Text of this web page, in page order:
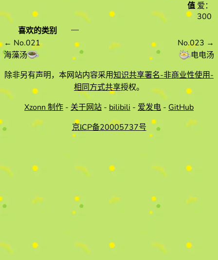
值爱：
300
喜欢的类别
—
← No.021
海藻汤
No.023 →
电电汤
除非另有声明，本网站内容采用知识共享署名-非商业性使用-
相同方式共享授权。
Xzonn 制作 - 关于网站 - bilibili - 爱发电 - GitHub
京ICP备20005737号